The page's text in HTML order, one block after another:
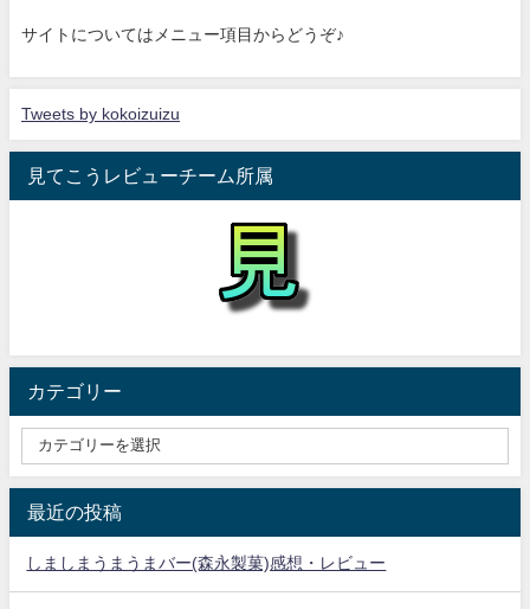
サイトについてはメニュー項目からどうぞ♪
Tweets by kokoizuizu
見てこうレビューチーム所属
カテゴリー
最近の投稿
しましまうまうまバー(森永製菓)感想・レビュー